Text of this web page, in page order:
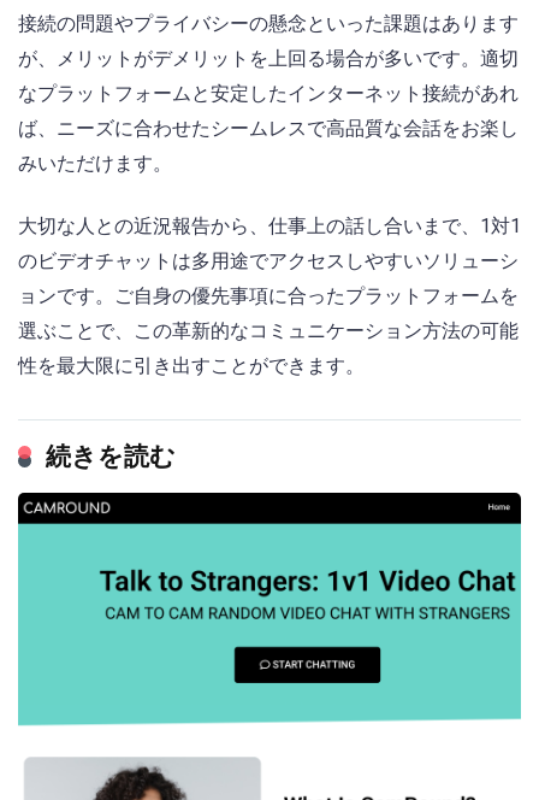
接続の問題やプライバシーの懸念といった課題はあります
が、メリットがデメリットを上回る場合が多いです。適切
なプラットフォームと安定したインターネット接続があれ
ば、ニーズに合わせたシームレスで高品質な会話をお楽し
みいただけます。
大切な人との近況報告から、仕事上の話し合いまで、1対1
のビデオチャットは多用途でアクセスしやすいソリューシ
ョンです。ご自身の優先事項に合ったプラットフォームを
選ぶことで、この革新的なコミュニケーション方法の可能
性を最大限に引き出すことができます。
続きを読む